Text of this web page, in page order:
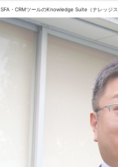
SFA・CRMツールのKnowledge Suite（ナレッジス